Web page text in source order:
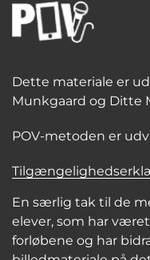
Dette materiale er
Munkgaard og Ditte
POV-metoden er
En særlig tak til de
elever, som har
forløbene og har